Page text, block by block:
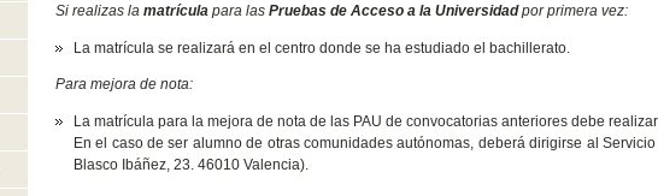
Si realizas la matrícula para las Pruebas de Acceso a la Universidadpor primera vez:
La matrícula se realizará en el centro donde se ha estudiado el bachillerato.
Para mejora de nota:
La matrícula para la mejora de nota de las PAU de convocatorias anteriores debe
En el caso de ser alumno de otras comunidades autónomas, deberá dirigirse al
Blasco Ibáñez, 23. 46010 Valencia).